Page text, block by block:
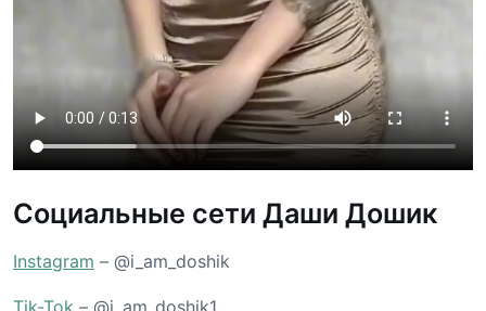
Социальные сети Даши Дошик
Instagram – @i_am_doshik
Tik-Tok – @i_am_doshik1